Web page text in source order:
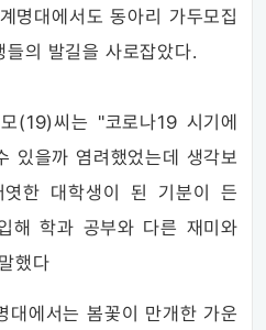
명대에서도 동아리 가두모집
의 발길을 사로잡았다.
(19)씨는 "코로나19 시기에
있을까 염려했었는데 생각보
한 대학생이 된 기분이 든
해 학과 공부와 다른 재미와
했다
대에서는 봄꽃이 만개한 가운